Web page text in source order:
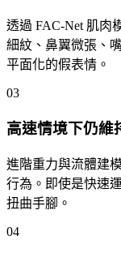
透過 FAC-Net 肌
細紋、鼻翼微張、
平面化的假表情。
03
高速情境下仍維
進階重力與流體建
行為。即使是快速
扭曲手腳。
04